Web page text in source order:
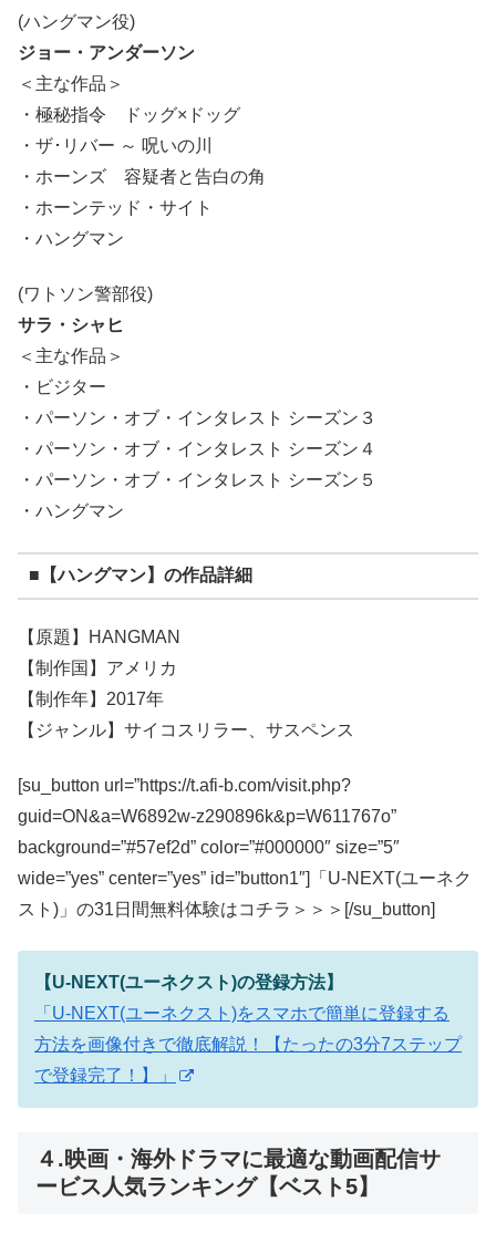
(ハングマン役)
ジョー・アンダーソン
＜主な作品＞
・極秘指令 ドッグ×ドッグ
・ザ･リバー ～ 呪いの川
・ホーンズ 容疑者と告白の角
・ホーンテッド・サイト
・ハングマン
(ワトソン警部役)
サラ・シャヒ
＜主な作品＞
・ビジター
・パーソン・オブ・インタレスト シーズン３
・パーソン・オブ・インタレスト シーズン４
・パーソン・オブ・インタレスト シーズン５
・ハングマン
■【ハングマン】の作品詳細
【原題】HANGMAN
【制作国】アメリカ
【制作年】2017年
【ジャンル】サイコスリラー、サスペンス
[su_button url=”https://t.afi-b.com/visit.php?
guid=ON&a=W6892w-z290896k&p=W611767o”
background=”#57ef2d” color=”#000000″ size=”5″
wide=”yes” center=”yes” id=”button1″]「U-NEXT(ユーネク
スト)」の31日間無料体験はコチラ＞＞＞[/su_button]
【U-NEXT(ユーネクスト)の登録方法】
「U-NEXT(ユーネクスト)をスマホで簡単に登録する
方法を画像付きで徹底解説！【たったの3分7ステップ
で登録完了！】」
４.映画・海外ドラマに最適な動画配信サ
ービス人気ランキング【ベスト5】